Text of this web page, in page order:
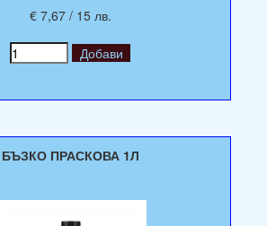
€ 7,67 / 15 лв.
БЪЗКО ПРАСКОВА 1Л